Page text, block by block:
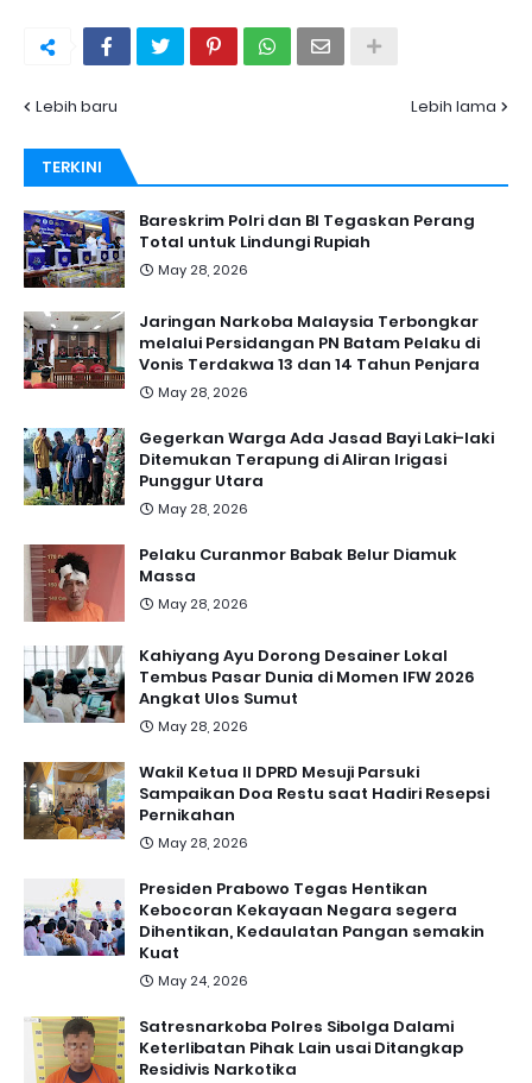
Lebih baru Lebih lama
TERKINI
Bareskrim Polri dan BI Tegaskan Perang
Total untuk Lindungi Rupiah
May 28, 2026
Jaringan Narkoba Malaysia Terbongkar
melalui Persidangan PN Batam Pelaku di
Vonis Terdakwa 13 dan 14 Tahun Penjara
May 28, 2026
Gegerkan Warga Ada Jasad Bayi Laki-laki
Ditemukan Terapung di Aliran Irigasi
Punggur Utara
May 28, 2026
Pelaku Curanmor Babak Belur Diamuk
Massa
May 28, 2026
Kahiyang Ayu Dorong Desainer Lokal
Tembus Pasar Dunia di Momen IFW 2026
Angkat Ulos Sumut
May 28, 2026
Wakil Ketua II DPRD Mesuji Parsuki
Sampaikan Doa Restu saat Hadiri Resepsi
Pernikahan
May 28, 2026
Presiden Prabowo Tegas Hentikan
Kebocoran Kekayaan Negara segera
Dihentikan, Kedaulatan Pangan semakin
Kuat
May 24, 2026
Satresnarkoba Polres Sibolga Dalami
Keterlibatan Pihak Lain usai Ditangkap
Residivis Narkotika